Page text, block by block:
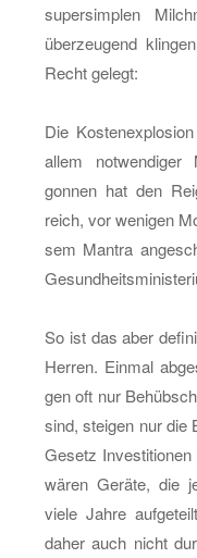
su­per­sim­plen
über­zeu­gend
Recht ge­legt:
Die
allem not­wen­di­ger
gon­nen hat den
reich, vor we­ni­gen
sem Man­tra
So ist das aber
Her­ren. Ein­mal
gen oft nur
sind, stei­gen nur die
Ge­setz
wären Ge­rä­te, die
viele Jahre
daher auch nicht